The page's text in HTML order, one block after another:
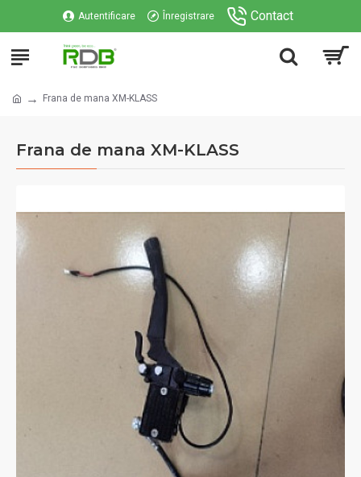
Autentificare Înregistrare Contact
Frana de mana XM-KLASS
Frana de mana XM-KLASS